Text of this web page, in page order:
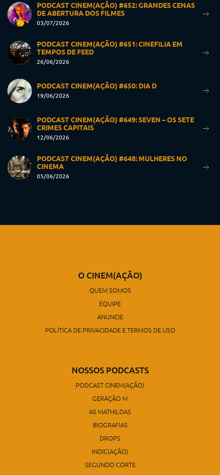
PODCAST CINEM(AÇÃO) #652: GRANDES CENAS
DE ABERTURA DOS FILMES
03/07/2026
PODCAST CINEM(AÇÃO) #651: CINEFILIA EM
TEMPOS DE FEED
26/06/2026
PODCAST CINEM(AÇÃO) #650: DIA D
19/06/2026
PODCAST CINEM(AÇÃO) #649: SEVEN – OS SETE
CRIMES CAPITAIS
12/06/2026
PODCAST CINEM(AÇÃO) #648: MULHERES NO
CINEMA
05/06/2026
O CINEM(AÇÃO)
QUEM SOMOS
EQUIPE
ANUNCIE
POLÍTICA DE PRIVACIDADE E TERMOS DE USO
NOSSOS PODCASTS
PODCAST CINEM(AÇÃO)
GERAÇÃO M
AS MATHILDAS
BIOGRAFIAS
DROPS
INDIC(AÇÃO)
SEGUNDO CORTE